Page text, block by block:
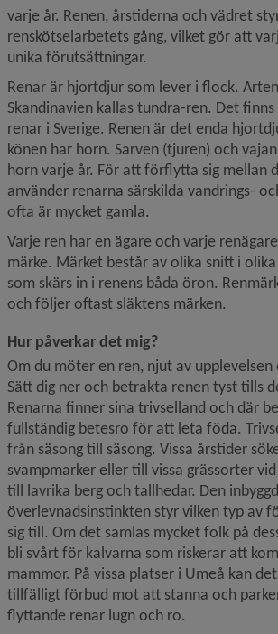
varje år. Renen, årstiderna och vädret
renskötselarbetets gång, vilket gör att
unika förutsättningar.
Renar är hjortdjur som lever i flock.
Skandinavien kallas tundra-ren. Det finns
renar i Sverige. Renen är det enda
könen har horn. Sarven (tjuren) och
horn varje år. För att förflytta sig mellan
använder renarna särskilda vandrings-
ofta är mycket gamla.
Varje ren har en ägare och varje
märke. Märket består av olika snitt i
som skärs in i renens båda öron.
och följer oftast släktens märken.
Hur påverkar det mig?
Om du möter en ren, njut av
Sätt dig ner och betrakta renen tyst tills
Renarna finner sina trivselland och där
fullständig betesro för att leta föda.
från säsong till säsong. Vissa årstider
svampmarker eller till vissa grässorter
till lavrika berg och tallhedar. Den
överlevnadsinstinkten styr vilken typ av
sig till. Om det samlas mycket folk på
bli svårt för kalvarna som riskerar att
mammor. På vissa platser i Umeå kan
tillfälligt förbud mot att stanna och
flyttande renar lugn och ro.